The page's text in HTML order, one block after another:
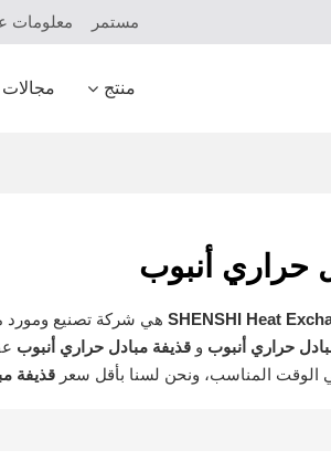
مستمر معلومات
منتج مجالات
حراري أنبوب
SHENSHI Heatهي شركة تصنيع ومورد
حراري أنبوب و قذيفة مبادل حراري أنبوب
المناسب، ونحن لسنا بأقل سعر قذيفة